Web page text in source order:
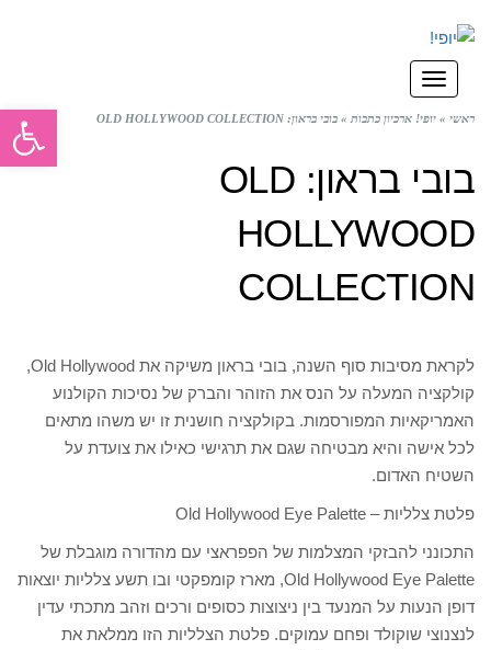
תפריט
ראשי » יופי! ארכיון כתבות » בובי בראון: OLD HOLLYWOOD COLLECTION
בובי בראון: OLD
HOLLYWOOD
COLLECTION
לקראת מסיבות סוף השנה, בובי בראון משיקה את Old Hollywood,
קולקציה המעלה על הנס את הזוהר והברק של נסיכות הקולנוע
האמריקאיות המפורסמות. בקולקציה חושנית זו יש משהו מתאים
לכל אישה והיא מבטיחה שגם את תרגישי כאילו את צועדת על
השטיח האדום.
פלטת צלליות – Old Hollywood Eye Palette
התכונני להבזקי המצלמות של הפפראצי עם מהדורה מוגבלת של
Old Hollywood Eye Palette, מארז קומפקטי ובו תשע צלליות יוצאות
דופן הנעות על המנעד בין ניצוצות כסופים ורכים וזהב מתכתי עדין
לנצנוצי שוקולד ופחם עמוקים. פלטת הצלליות הזו ממלאת את
פתח